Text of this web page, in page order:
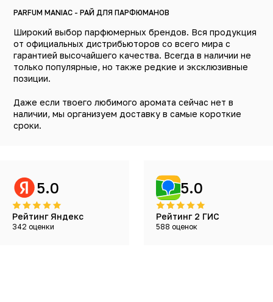
PARFUM MANIAC - РАЙ ДЛЯ ПАРФЮМАНОВ
Широкий выбор парфюмерных брендов. Вся продукция
от официальных дистрибьюторов со всего мира с
гарантией высочайшего качества. Всегда в наличии не
только популярные, но также редкие и эксклюзивные
позиции.
Даже если твоего любимого аромата сейчас нет в
наличии, мы организуем доставку в самые короткие
сроки.
5.0
Рейтинг Яндекс
342 оценки
5.0
Рейтинг 2 ГИС
588 оценок